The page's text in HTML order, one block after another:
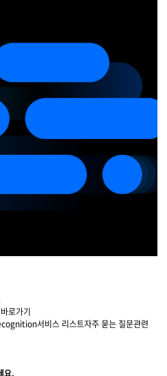
로가기
서비스 리스트자주 묻는 질문관련
요.